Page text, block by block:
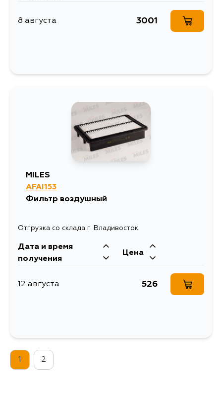
8 августа 3001
MILES
AFAI153
Фильтр воздушный
Отгрузка со склада г. Владивосток
Дата и время
получения
Цена
12 августа 526
1 2